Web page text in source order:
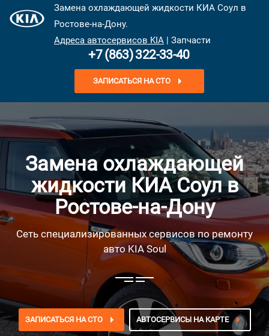
Замена охлаждающей жидкости КИА Соул в
Ростове-на-Дону.
Адреса автосервисов KIA | Запчасти
+7 (863) 322-33-40
ЗАПИСАТЬСЯ НА СТО
Замена охлаждающей
жидкости КИА Соул в
Ростове-на-Дону
Сеть специализированных сервисов по ремонту
авто KIA Soul
ЗАПИСАТЬСЯ НА СТО АВТОСЕРВИСЫ НА КАРТЕ